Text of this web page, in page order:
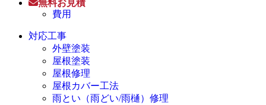
無料お見積
費用
対応工事
外壁塗装
屋根塗装
屋根修理
屋根カバー工法
雨とい（雨どい/雨樋）修理